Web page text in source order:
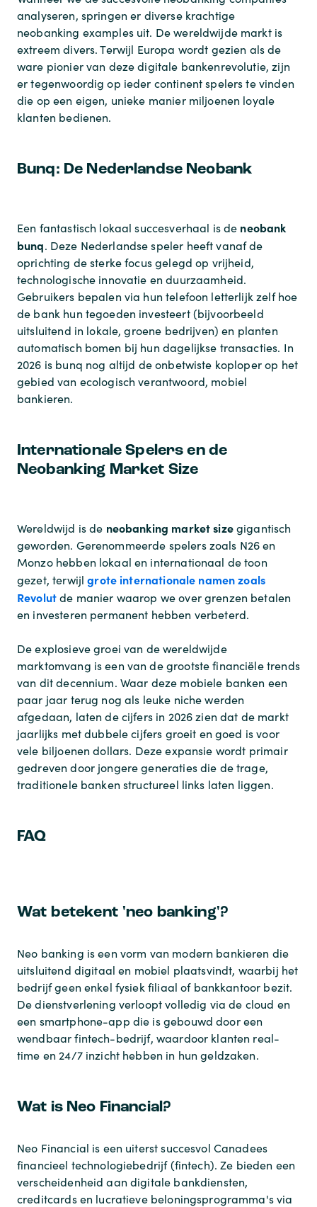
analyseren, springen er diverse krachtige
neobanking examples uit. De wereldwijde markt is
extreem divers. Terwijl Europa wordt gezien als de
ware pionier van deze digitale bankenrevolutie, zijn
er tegenwoordig op ieder continent spelers te vinden
die op een eigen, unieke manier miljoenen loyale
klanten bedienen.
Bunq: De Nederlandse Neobank
Een fantastisch lokaal succesverhaal is de neobank
bunq. Deze Nederlandse speler heeft vanaf de
oprichting de sterke focus gelegd op vrijheid,
technologische innovatie en duurzaamheid.
Gebruikers bepalen via hun telefoon letterlijk zelf hoe
de bank hun tegoeden investeert (bijvoorbeeld
uitsluitend in lokale, groene bedrijven) en planten
automatisch bomen bij hun dagelijkse transacties. In
2026 is bunq nog altijd de onbetwiste koploper op het
gebied van ecologisch verantwoord, mobiel
bankieren.
Internationale Spelers en de
Neobanking Market Size
Wereldwijd is de neobanking market sizegigantisch
geworden. Gerenommeerde spelers zoals N26 en
Monzo hebben lokaal en internationaal de toon
gezet, terwijlgrote internationale namen zoals
Revolutde manier waarop we over grenzen betalen
en investeren permanent hebben verbeterd.
De explosieve groei van de wereldwijde
marktomvang is een van de grootste financiële trends
van dit decennium. Waar deze mobiele banken een
paar jaar terug nog als leuke niche werden
afgedaan, laten de cijfers in 2026 zien dat de markt
jaarlijks met dubbele cijfers groeit en goed is voor
vele biljoenen dollars. Deze expansie wordt primair
gedreven door jongere generaties die de trage,
traditionele banken structureel links laten liggen.
FAQ
Wat betekent 'neo banking'?
Neo banking is een vorm van modern bankieren die
uitsluitend digitaal en mobiel plaatsvindt, waarbij het
bedrijf geen enkel fysiek filiaal of bankkantoor bezit.
De dienstverlening verloopt volledig via de cloud en
een smartphone-app die is gebouwd door een
wendbaar fintech-bedrijf, waardoor klanten real-
time en 24/7 inzicht hebben in hun geldzaken.
Wat is Neo Financial?
Neo Financial is een uiterst succesvol Canadees
financieel technologiebedrijf (fintech). Ze bieden een
verscheidenheid aan digitale bankdiensten,
creditcards en lucratieve beloningsprogramma's via